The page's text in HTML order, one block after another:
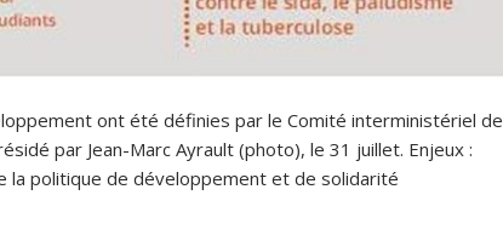
ont été définies par le Comité interministériel de
par Jean-Marc Ayrault (photo), le 31 juillet. Enjeux :
politique de développement et de solidarité